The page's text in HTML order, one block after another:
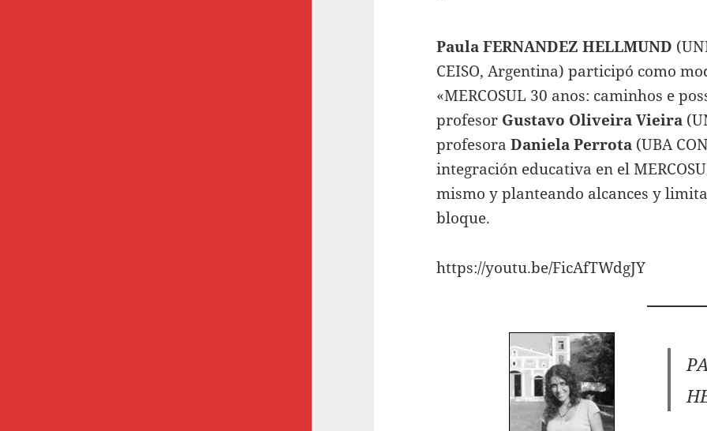
Paula FERNANDEZ HELLMUND
CEISO, Argentina) participó como
«MERCOSUL 30 anos: caminhos e
profesor Gustavo Oliveira Vieira
profesoraDaniela Perrota (UBA
integración educativa en el
mismo y planteando alcances y
bloque.
https://youtu.be/FicAfTWdgJY